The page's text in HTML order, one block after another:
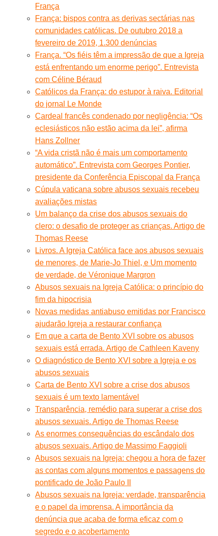
França
França: bispos contra as derivas sectárias nas
comunidades católicas. De outubro 2018 a
fevereiro de 2019, 1.300 denúncias
França. “Os fiéis têm a impressão de que a Igreja
está enfrentando um enorme perigo”. Entrevista
com Céline Béraud
Católicos da França: do estupor à raiva. Editorial
do jornal Le Monde
Cardeal francês condenado por negligência: “Os
eclesiásticos não estão acima da lei”, afirma
Hans Zollner
“A vida cristã não é mais um comportamento
automático”. Entrevista com Georges Pontier,
presidente da Conferência Episcopal da França
Cúpula vaticana sobre abusos sexuais recebeu
avaliações mistas
Um balanço da crise dos abusos sexuais do
clero: o desafio de proteger as crianças. Artigo de
Thomas Reese
Livros. A Igreja Católica face aos abusos sexuais
de menores, de Marie-Jo Thiel, e Um momento
de verdade, de Véronique Margron
Abusos sexuais na Igreja Católica: o princípio do
fim da hipocrisia
Novas medidas antiabuso emitidas por Francisco
ajudarão Igreja a restaurar confiança
Em que a carta de Bento XVI sobre os abusos
sexuais está errada. Artigo de Cathleen Kaveny
O diagnóstico de Bento XVI sobre a Igreja e os
abusos sexuais
Carta de Bento XVI sobre a crise dos abusos
sexuais é um texto lamentável
Transparência, remédio para superar a crise dos
abusos sexuais. Artigo de Thomas Reese
As enormes consequências do escândalo dos
abusos sexuais. Artigo de Massimo Faggioli
Abusos sexuais na Igreja: chegou a hora de fazer
as contas com alguns momentos e passagens do
pontificado de João Paulo II
Abusos sexuais na Igreja: verdade, transparência
e o papel da imprensa. A importância da
denúncia que acaba de forma eficaz com o
segredo e o acobertamento